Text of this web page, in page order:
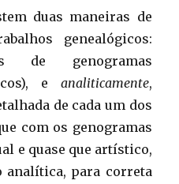
duas maneiras de
genealógicos:
de genogramas
e analiticamente,
de cada um dos
com os genogramas
e quase que artístico,
analítica, para correta